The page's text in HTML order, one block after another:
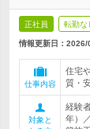
正社員 転勤な
情報更新日：2026/
仕事内容
住宅
質・
対象と
経験
年）